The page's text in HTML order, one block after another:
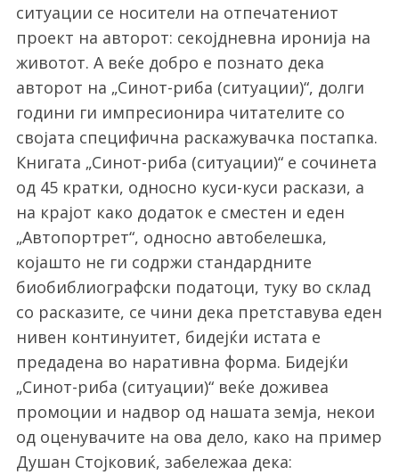
ситуации се носители на отпечатениот
проект на авторот: секојдневна иронија на
животот. А веќе добро е познато дека
авторот на „Синот-риба (ситуации)“, долги
години ги импресионира читателите со
својата специфична раскажувачка постапка.
Книгата „Синот-риба (ситуации)“ е сочинета
од 45 кратки, односно куси-куси раскази, а
на крајот како додаток е сместен и еден
„Автопортрет“, односно автобелешка,
којашто не ги содржи стандардните
биобиблиографски податоци, туку во склад
со расказите, се чини дека претставува еден
нивен континуитет, бидејќи истата е
предадена во наративна форма. Бидејќи
„Синот-риба (ситуации)“ веќе доживеа
промоции и надвор од нашата земја, некои
од оценувачите на ова дело, како на пример
Душан Стојковиќ, забележаа дека: